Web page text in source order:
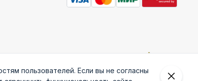
пользователей. Если вы не согласны